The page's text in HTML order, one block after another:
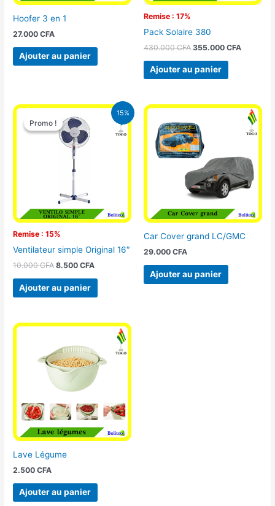
Hoofer 3 en 1
27.000CFA
Ajouter au panier
Remise : 17%
Pack Solaire 380
430.000CFA 355.000 CFA
Ajouter au panier
15%
Promo !
Remise : 15%
Promo !
Ventilateur simple Original 16″
10.000CFA
Le
prix
initial
était :
10.000 CFA.
8.500CFA
Le
Ajouter au panier
Car Cover grand LC/GMC
29.000 CFA
Ajouter au panier
Lave Légume
2.500CFA
Ajouter au panier